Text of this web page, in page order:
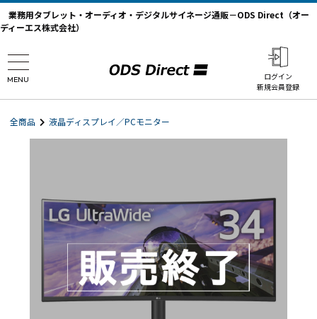
業務用タブレット・オーディオ・デジタルサイネージ通販－ODS Direct（オー
ディーエス株式会社）
MENU
ログイン
新規会員登録
全商品 液晶ディスプレイ／PCモニター